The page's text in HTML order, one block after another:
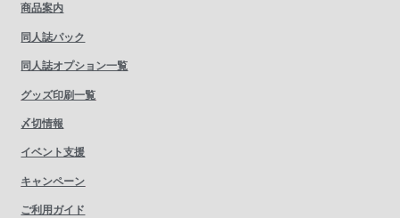
商品案内
同人誌パック
同人誌オプション一覧
グッズ印刷一覧
〆切情報
イベント支援
キャンペーン
ご利用ガイド